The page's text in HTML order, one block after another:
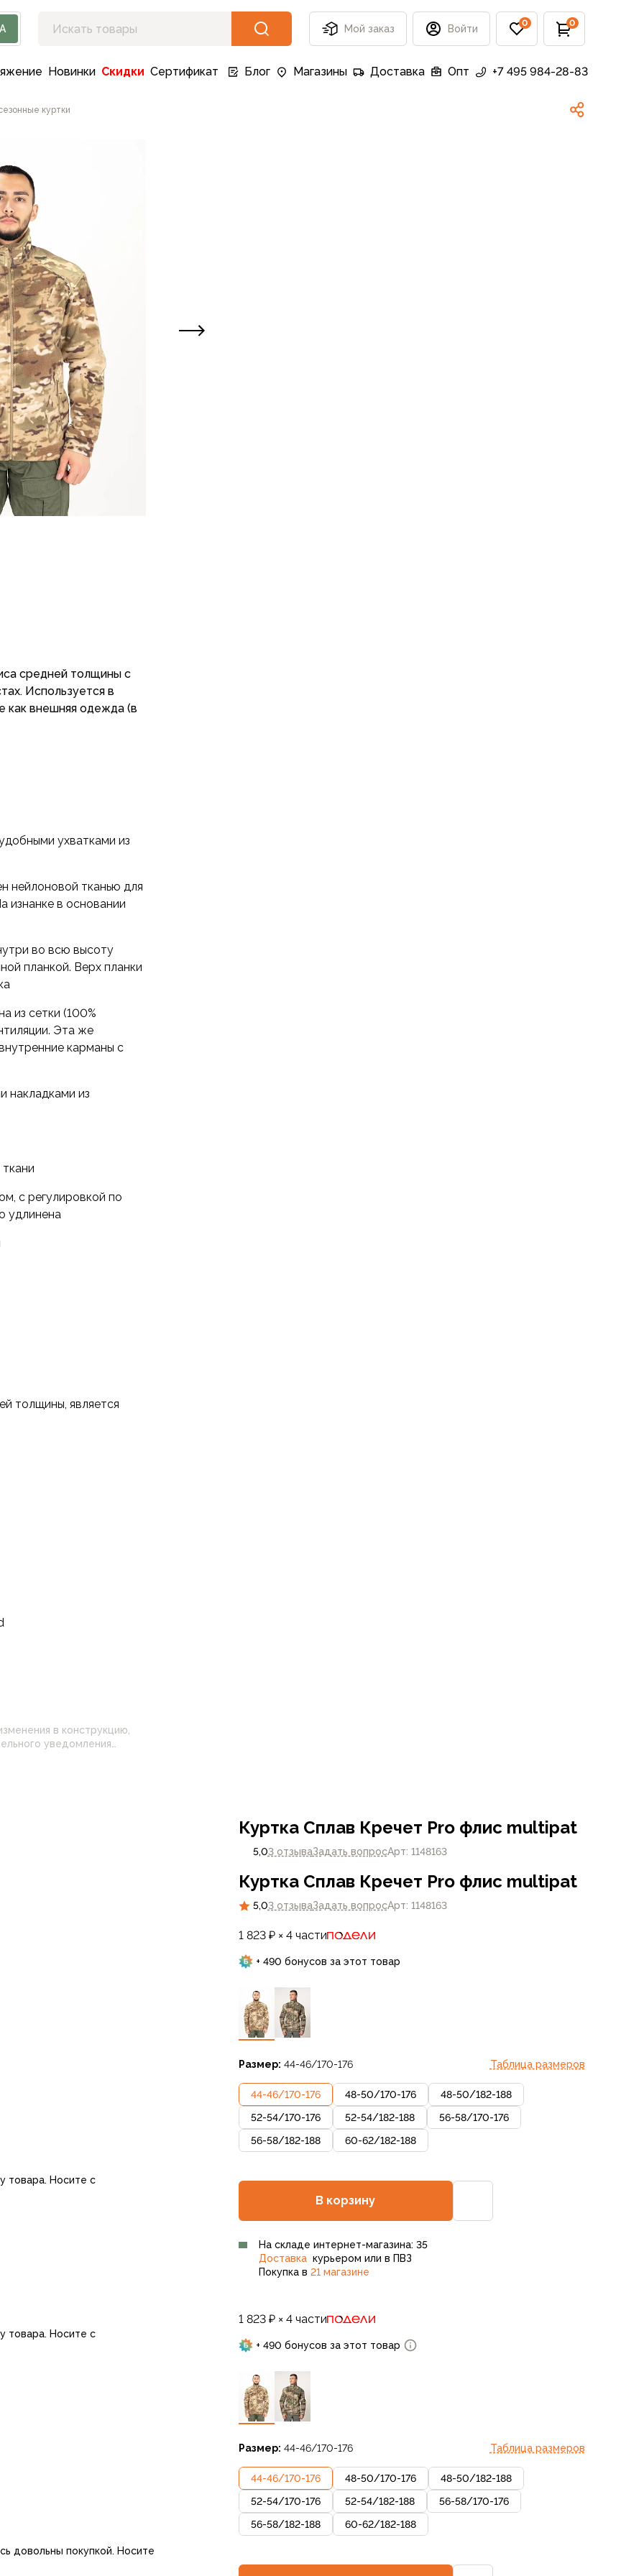
Мой заказ Войти 0 0
Новинки Скидки Сертификат Блог Магазины Доставка Опт +7 495 984-28-83
куртки
средней толщины с
Используется в
как внешняя одежда (в
ухватками из
нейлоновой тканью для
изнанке в основании
во всю высоту
планкой. Верх планки
из сетки (100%
Эта же
карманы с
накладками из
с регулировкой по
удлинена
толщины, является
в конструкцию,
товара. Носите с
товара. Носите с
довольны покупкой. Носите
1 823 ₽ × 4 части
+ 490 бонусов за этот товар
Куртка Сплав Кречет Pro флис multipat
Размер: 44-46/170-176 Таблица размеров
44-46/170-176 48-50/170-176 48-50/182-188
52-54/170-176 52-54/182-188 56-58/170-176
56-58/182-188 60-62/182-188
В корзину
5,03 отзываЗадать вопросАрт: 1148163
На складе интернет-магазина: 35
Доставкакурьером или в ПВЗ
Покупка в 21 магазине
1 823 ₽ × 4 части
+ 490 бонусов за этот товар
Куртка Сплав Кречет Pro флис multipat
Размер: 44-46/170-176 Таблица размеров
44-46/170-176 48-50/170-176 48-50/182-188
52-54/170-176 52-54/182-188 56-58/170-176
56-58/182-188 60-62/182-188
5,03 отзываЗадать вопросАрт: 1148163